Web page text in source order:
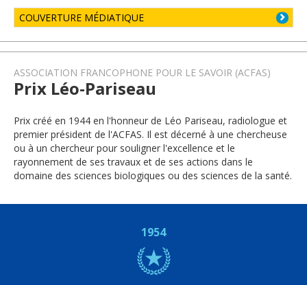
COUVERTURE MÉDIATIQUE
ASSOCIATION FRANCOPHONE POUR LE SAVOIR (ACFAS)
Prix Léo-Pariseau
Prix créé en 1944 en l'honneur de Léo Pariseau, radiologue et
premier président de l'ACFAS. Il est décerné à une chercheuse
ou à un chercheur pour souligner l'excellence et le
rayonnement de ses travaux et de ses actions dans le
domaine des sciences biologiques ou des sciences de la santé.
1954